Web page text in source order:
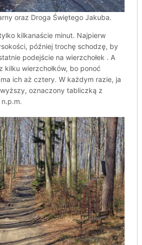
oraz Droga Świętego Jakuba.
kilkanaście minut. Najpierw
później trochę schodzę, by
podejście na wierzchołek . A
kilku wierzchołków, bo ponoć
ich aż cztery. W każdym razie, ja
oznaczony tabliczką z